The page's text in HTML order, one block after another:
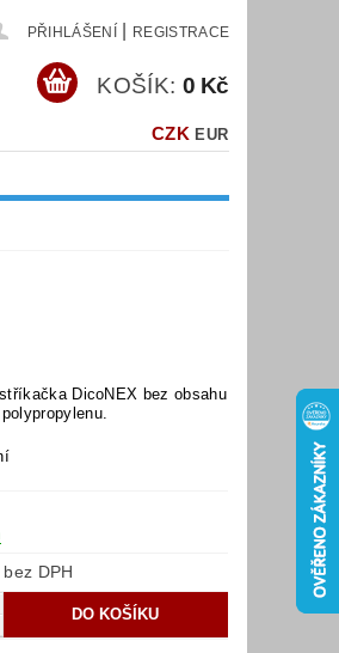
PŘIHLÁŠENÍ REGISTRACE
CZK EUR
KOŠÍK: 0 Kč
DicoNEX bez obsahu
37,19 Kč bez DPH